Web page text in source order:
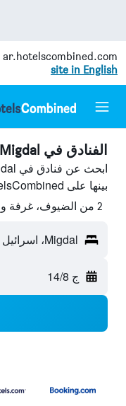
ar.hotelscombined.com
site in English
الفنادق في Migdal
بينها على HotelsCombined ووفّر.
2 من الضيوف، غرفة واحدة
Migdal، اسرائيل
ج 14/8